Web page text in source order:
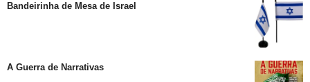
Bandeirinha de Mesa de Israel
A Guerra de Narrativas